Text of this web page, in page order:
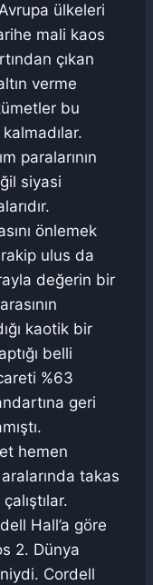
ülkeleri
mali kaos
çıkan
verme
bu
paralarının
siyasi
önlemek
ulus da
değerin bir
kaotik bir
belli
%63
geri
hemen
takas
Hall’a göre
2. Dünya
Cordell